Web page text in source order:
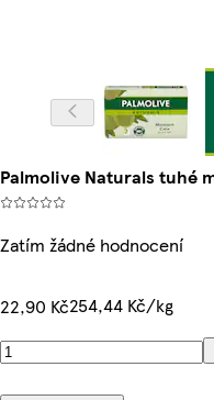
Palmolive Naturals tuhé
Zatím žádné hodnocení
22,90 Kč254,44 Kč/kg